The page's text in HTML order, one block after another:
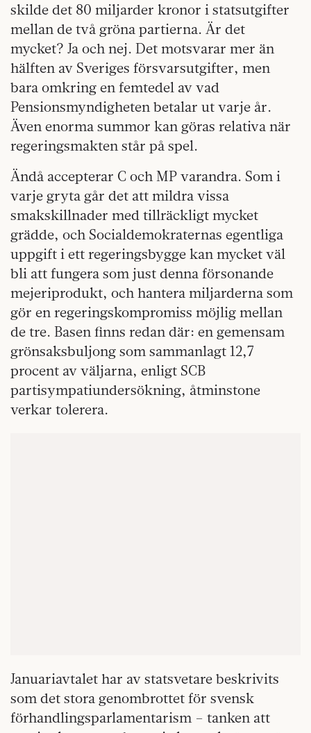
skilde det 80 miljarder kronor i statsutgifter
mellan de två gröna partierna. Är det
mycket? Ja och nej. Det motsvarar mer än
hälften av Sveriges försvarsutgifter, men
bara omkring en femtedel av vad
Pensionsmyndigheten betalar ut varje år.
Även enorma summor kan göras relativa när
regeringsmakten står på spel.
Ändå accepterar C och MP varandra. Som i
varje gryta går det att mildra vissa
smakskillnader med tillräckligt mycket
grädde, och Socialdemokraternas egentliga
uppgift i ett regeringsbygge kan mycket väl
bli att fungera som just denna försonande
mejeriprodukt, och hantera miljarderna som
gör en regeringskompromiss möjlig mellan
de tre. Basen finns redan där: en gemensam
grönsaksbuljong som sammanlagt 12,7
procent av väljarna, enligt SCB
partisympatiundersökning, åtminstone
verkar tolerera.
Januariavtalet har av statsvetare beskrivits
som det stora genombrottet för svensk
förhandlingsparlamentarism – tanken att